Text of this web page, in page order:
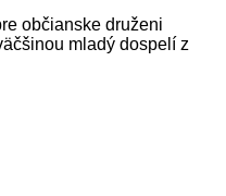
občianske druženi
mladý dospelí z